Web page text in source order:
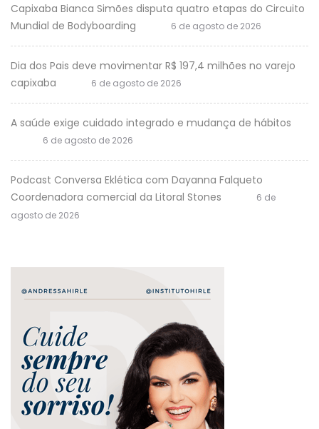
Capixaba Bianca Simões disputa quatro etapas do Circuito
Mundial de Bodyboarding
6 de agosto de 2026
Dia dos Pais deve movimentar R$ 197,4 milhões no varejo
capixaba
6 de agosto de 2026
A saúde exige cuidado integrado e mudança de hábitos
6 de agosto de 2026
Podcast Conversa Eklética com Dayanna Falqueto
Coordenadora comercial da Litoral Stones
6 de
agosto de 2026